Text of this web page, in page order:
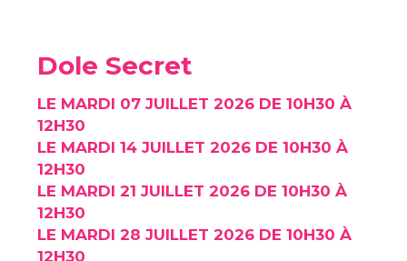
Dole Secret
LE MARDI 07 JUILLET 2026 DE 10H30 À
12H30
LE MARDI 14 JUILLET 2026 DE 10H30 À
12H30
LE MARDI 21 JUILLET 2026 DE 10H30 À
12H30
LE MARDI 28 JUILLET 2026 DE 10H30 À
12H30